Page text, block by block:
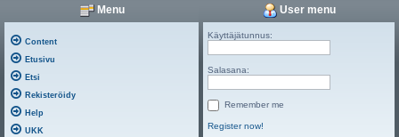
Menu
Content
Etusivu
Etsi
Rekisteröidy
Help
UKK
User menu
Käyttäjätunnus:
Salasana:
Remember me
Register now!